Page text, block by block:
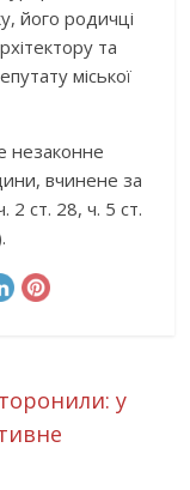
його родичці
та
міської
незаконне
вчинене за
ст. 28, ч. 5 ст.
у